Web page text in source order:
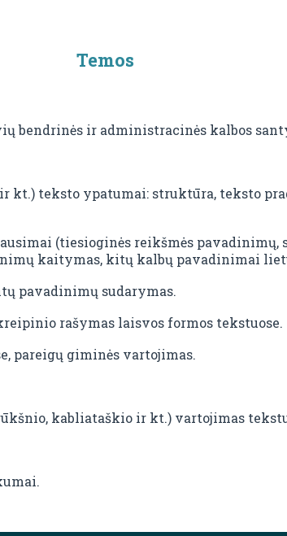
Temos
bendrinės ir administracinės kalbos
kt.) teksto ypatumai: struktūra, teksto
(tiesioginės reikšmės
kaitymas, kitų kalbų pavadinimai
pavadinimų sudarymas.
rašymas laisvos formos tekstuose.
pareigų giminės vartojimas.
kabliataškio ir kt.) vartojimas